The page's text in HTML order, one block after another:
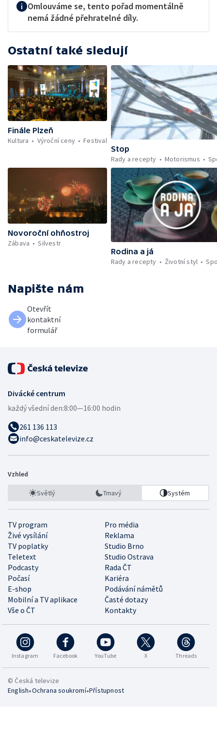
Omlouváme se, tento pořad momentálně
nemá žádné přehratelné díly.
Ostatní také sledují
Finále Plzeň
Kultura
Výroční ceny
Festival
Stop
Rady a recepty
Motorismus
Novoroční ohňostroj
Zábava
Silvestr
Rodina a já
Rady a recepty
Životní styl
Napište nám
Otevřít
kontaktní
formulář
Divácké centrum
každý všední den:8:00—16:00 hodin
261 136 113
info@ceskatelevize.cz
Vzhled
Světlý Tmavý Systém
TV program
Pro média
Živé vysílání
Reklama
TV poplatky
Studio Brno
Teletext
Studio Ostrava
Podcasty
Rada ČT
Počasí
Kariéra
E-shop
Podávání námětů
Mobilní a TV aplikace
Časté dotazy
Vše o ČT
Kontakty
Instagram Facebook YouTube X Threads
© Česká televize
English•Ochrana soukromí•Přístupnost